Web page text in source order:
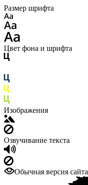
Размер шрифта
Цвет фона и шрифта
Изображения
Озвучивание текста
Обычная версия сайта